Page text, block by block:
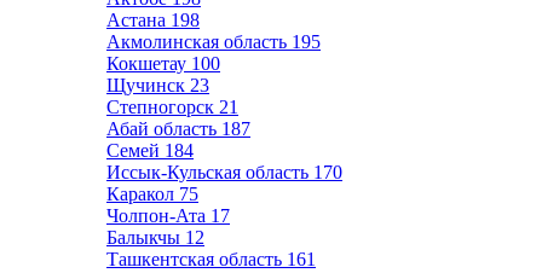
Астана 198
Акмолинская область 195
Кокшетау 100
Щучинск 23
Степногорск 21
Абай область 187
Семей 184
Иссык-Кульская область 170
Каракол 75
Чолпон-Ата 17
Балыкчы 12
Ташкентская область 161